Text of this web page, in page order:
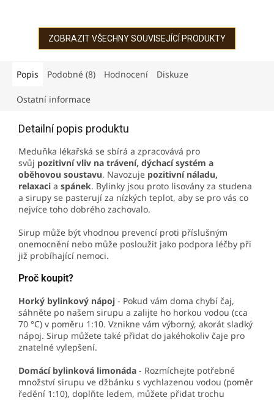
jsou bohaté...
ZOBRAZIT VŠECHNY SOUVISEJÍCÍ PRODUKTY
Popis Podobné (8) Hodnocení Diskuze
Ostatní informace
Detailní popis produktu
Meduňka lékařská se sbírá a zpracovává pro
svůj pozitivní vliv na trávení, dýchací systém a
oběhovou soustavu. Navozuje pozitivní náladu,
relaxaci a spánek. Bylinky jsou proto lisovány za studena
a sirupy se pasterují za nízkých teplot, aby se pro vás co
nejvíce toho dobrého zachovalo.
Sirup může být vhodnou prevencí proti příslušným
onemocnění nebo může posloužit jako podpora léčby při
již probíhající nemoci.
Proč koupit?
Horký bylinkový nápoj - Pokud vám doma chybí čaj,
sáhněte po našem sirupu a zalijte ho horkou vodou (cca
70 °C) v poměru 1:10. Vznikne vám výborný, akorát sladký
nápoj. Sirup můžete také přidat do jakéhokoliv čaje pro
znatelné vylepšení.
Domácí bylinková limonáda - Rozmíchejte potřebné
množství sirupu ve džbánku s vychlazenou vodou (poměr
ředění 1:10), doplňte ledem, můžete přidat trochu